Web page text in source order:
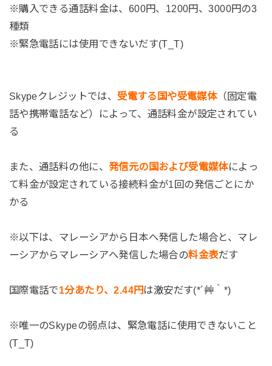
※購入できる通話料金は、600円、1200円、3000円の3
種類
※緊急電話には使用できないだす(T_T)
Skypeクレジットでは、 受電する国や受電媒体（固定電
話や携帯電話など）によって、通話料金が設定されてい
る
また、通話料の他に、 発信元の国および受電媒体によっ
て料金が設定されている接続料金が1回の発信ごとにか
かる
※以下は、マレーシアから日本へ発信した場合と、マレ
ーシアからマレーシアへ発信した場合の料金表だす
国際電話で1分あたり、2.44円 は激安だす(*´艸｀*)
※唯一のSkypeの弱点は、緊急電話に使用できないこと
(T_T)